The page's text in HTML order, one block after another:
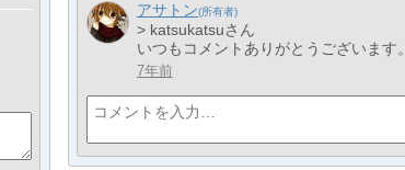
アサトン
> katsukatsuさん
いつもコメントありがとうございます。
7年前